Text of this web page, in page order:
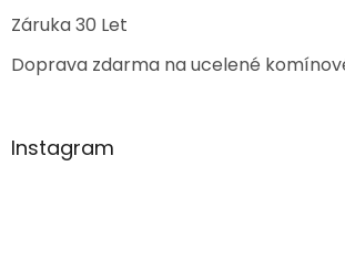
Záruka 30 Let
Doprava zdarma na ucelené
Instagram